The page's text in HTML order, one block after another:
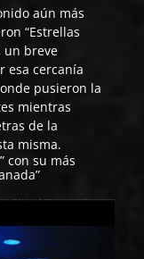
aún más
“Estrellas
un breve
esa cercanía
pusieron la
mientras
de la
misma.
con su más